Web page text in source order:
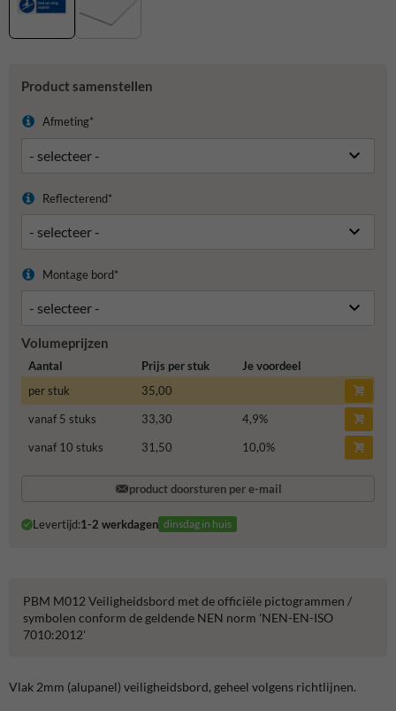
Product samenstellen
Afmeting*
Reflecterend*
Montage bord*
Volumeprijzen
Aantal Prijs per stuk
Je voordeel
per stuk
35,00
vanaf 5 stuks
33,30 4,9%
vanaf 10 stuks
31,50 10,0%
product doorsturen per e-mail
Levertijd:1-2 werkdagen dinsdag in huis
PBM M012 Veiligheidsbord met de officiële pictogrammen /
symbolen conform de geldende NEN norm 'NEN-EN-ISO
7010:2012'
Vlak 2mm (alupanel) veiligheidsbord, geheel volgens richtlijnen.